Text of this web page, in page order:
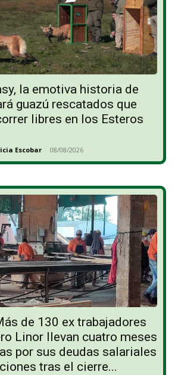
la emotiva historia de
guazú rescatados que
libres en los Esteros
Escobar - 08/08/2026
de 130 ex trabajadores
Linor llevan cuatro meses
por sus deudas salariales
tras el cierre...